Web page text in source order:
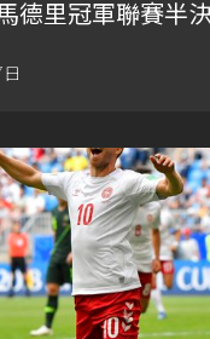
德里冠軍聯賽半